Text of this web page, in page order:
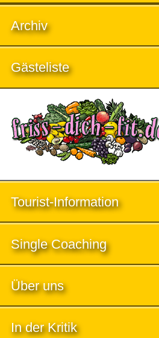
Archiv
Gästeliste
Tourist-Information
Single Coaching
Über uns
In der Kritik